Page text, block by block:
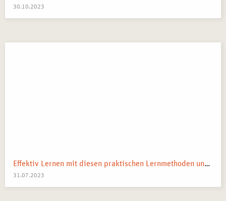
30.10.2023
Effektiv Lernen mit diesen praktischen Lernmethoden und Strategien
31.07.2023